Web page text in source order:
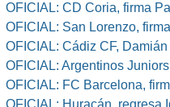
OFICIAL: CD Coria, firma
OFICIAL: San Lorenzo,
OFICIAL: Cádiz CF,
OFICIAL: Argentinos
OFICIAL: FC Barcelona,